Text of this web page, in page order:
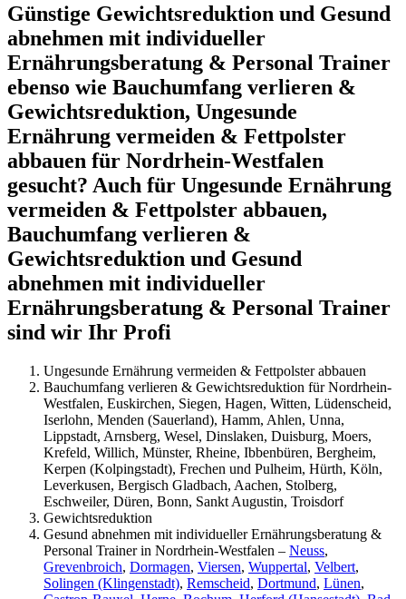
Günstige Gewichtsreduktion und Gesund
abnehmen mit individueller
Ernährungsberatung & Personal Trainer
ebenso wie Bauchumfang verlieren &
Gewichtsreduktion, Ungesunde
Ernährung vermeiden & Fettpolster
abbauen für Nordrhein-Westfalen
gesucht? Auch für Ungesunde Ernährung
vermeiden & Fettpolster abbauen,
Bauchumfang verlieren &
Gewichtsreduktion und Gesund
abnehmen mit individueller
Ernährungsberatung & Personal Trainer
sind wir Ihr Profi
Ungesunde Ernährung vermeiden & Fettpolster abbauen
Bauchumfang verlieren & Gewichtsreduktion für Nordrhein-
Westfalen, Euskirchen, Siegen, Hagen, Witten, Lüdenscheid,
Iserlohn, Menden (Sauerland), Hamm, Ahlen, Unna,
Lippstadt, Arnsberg, Wesel, Dinslaken, Duisburg, Moers,
Krefeld, Willich, Münster, Rheine, Ibbenbüren, Bergheim,
Kerpen (Kolpingstadt), Frechen und Pulheim, Hürth, Köln,
Leverkusen, Bergisch Gladbach, Aachen, Stolberg,
Eschweiler, Düren, Bonn, Sankt Augustin, Troisdorf
Gewichtsreduktion
Gesund abnehmen mit individueller Ernährungsberatung &
Personal Trainer in Nordrhein-Westfalen – Neuss,
Grevenbroich, Dormagen, Viersen, Wuppertal, Velbert,
Solingen (Klingenstadt), Remscheid, Dortmund, Lünen,